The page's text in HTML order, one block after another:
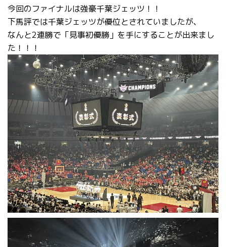
今回のファイナルは強豪千葉ジェッツ！！
下馬評では千葉ジェッツが優位とされていましたが、
なんと2連勝で「見事初優勝」を手にすることが出来まし
た！！！